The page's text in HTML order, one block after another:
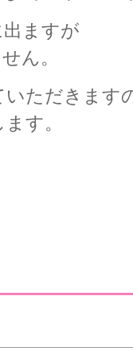
ますが
ん。
いただきます
す。